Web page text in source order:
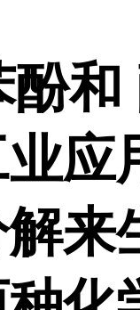
酚
应
来